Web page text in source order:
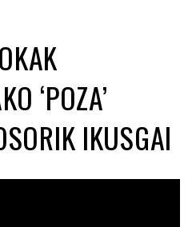
‘POZA’
IKUSGAI